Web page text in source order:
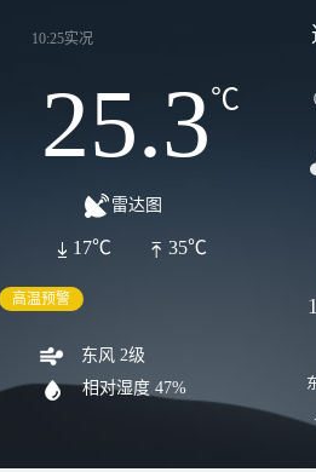
10:25实况
25.3℃
雷达图
35℃
17℃
高温预警
东风 2级
相对湿度 47%